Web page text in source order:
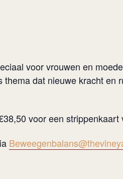
voor vrouwen en
dat nieuwe kracht en
voor een strippenkaart